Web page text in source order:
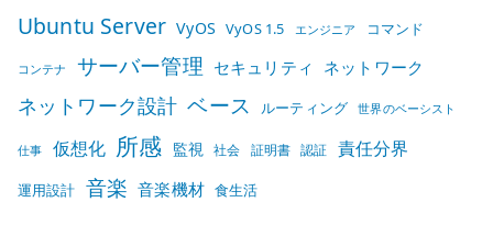
Ubuntu Server VyOS VyOS 1.5 エンジニア コマンド
コンテナ サーバー管理 セキュリティ ネットワーク
ネットワーク設計 ベース ルーティング 世界のベーシスト
仕事 仮想化 所感 監視 社会 証明書 認証 責任分界
運用設計 音楽 音楽機材 食生活